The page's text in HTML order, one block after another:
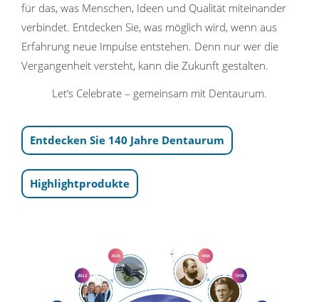
für das, was Menschen, Ideen und Qualität miteinander
verbindet. Entdecken Sie, was möglich wird, wenn aus
Erfahrung neue Impulse entstehen. Denn nur wer die
Vergangenheit versteht, kann die Zukunft gestalten.
Let‘s Celebrate – gemeinsam mit Dentaurum.
Entdecken Sie 140 Jahre Dentaurum
Highlightprodukte